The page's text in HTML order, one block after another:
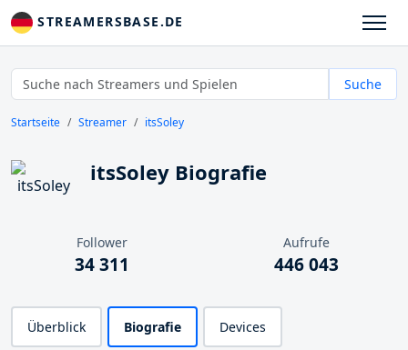
STREAMERSBASE.DE
Suche
Startseite Streamer itsSoley
itsSoley Biografie
Follower
34 311
Aufrufe
446 043
Überblick Biografie Devices